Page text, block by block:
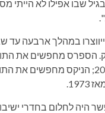
שבו אפילו לא הייתי
ייווצרו במהלך ארבעה
הספרס מחפשים את
והראשון מאז 2014; הניקס מחפשים
לחלום בחדרי